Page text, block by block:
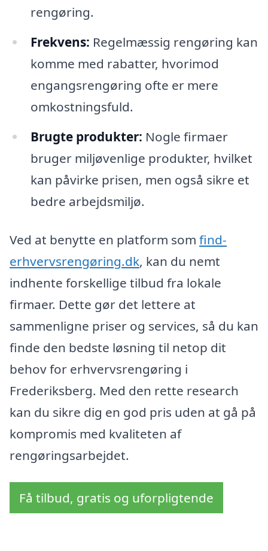
rengøring.
Frekvens: Regelmæssig rengøring kan
komme med rabatter, hvorimod
engangsrengøring ofte er mere
omkostningsfuld.
Brugte produkter: Nogle firmaer
bruger miljøvenlige produkter, hvilket
kan påvirke prisen, men også sikre et
bedre arbejdsmiljø.
Ved at benytte en platform som find-
erhvervsrengøring.dk, kan du nemt
indhente forskellige tilbud fra lokale
firmaer. Dette gør det lettere at
sammenligne priser og services, så du kan
finde den bedste løsning til netop dit
behov for erhvervsrengøring i
Frederiksberg. Med den rette research
kan du sikre dig en god pris uden at gå på
kompromis med kvaliteten af
rengøringsarbejdet.
Få tilbud, gratis og uforpligtende